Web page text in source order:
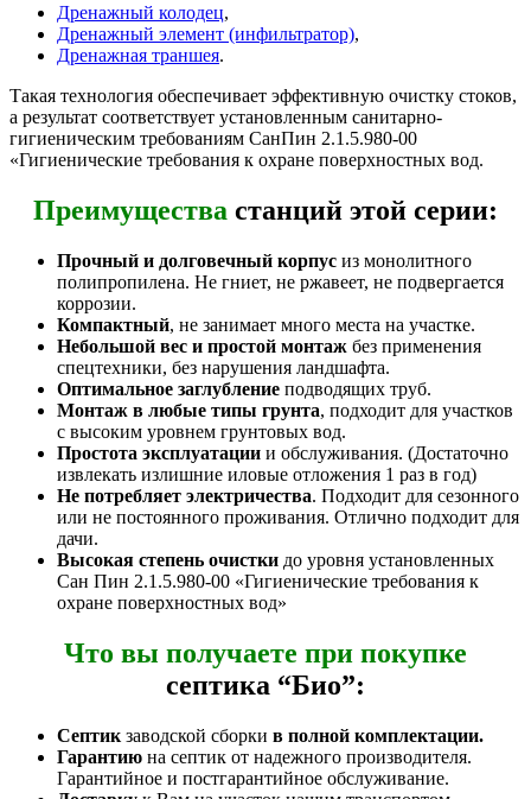
Дренажный колодец,
Дренажный элемент (инфильтратор),
Дренажная траншея.
Такая технология обеспечивает эффективную очистку стоков,
а результат соответствует установленным санитарно-
гигиеническим требованиям СанПин 2.1.5.980-00
«Гигиенические требования к охране поверхностных вод.
Преимущества станций этой серии:
Прочный и долговечный корпус из монолитного
полипропилена. Не гниет, не ржавеет, не подвергается
коррозии.
Компактный, не занимает много места на участке.
Небольшой вес и простой монтаж без применения
спецтехники, без нарушения ландшафта.
Оптимальное заглубление подводящих труб.
Монтаж в любые типы грунта, подходит для участков
с высоким уровнем грунтовых вод.
Простота эксплуатации и обслуживания. (Достаточно
извлекать излишние иловые отложения 1 раз в год)
Не потребляет электричества. Подходит для сезонного
или не постоянного проживания. Отлично подходит для
дачи.
Высокая степень очистки до уровня установленных
Сан Пин 2.1.5.980-00 «Гигиенические требования к
охране поверхностных вод»
Что вы получаете при покупке
септика “Био”:
Септик заводской сборки в полной комплектации.
Гарантию на септик от надежного производителя.
Гарантийное и постгарантийное обслуживание.